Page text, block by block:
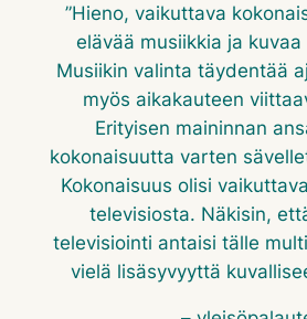
”Hieno, vaikuttava
elävää musiikkia ja
Musiikin valinta täydentää
myös aikakauteen
Erityisen maininnan
kokonaisuutta varten
Kokonaisuus olisi
televisiosta. Näkisin,
televisiointi antaisi tälle
vielä lisäsyvyyttä